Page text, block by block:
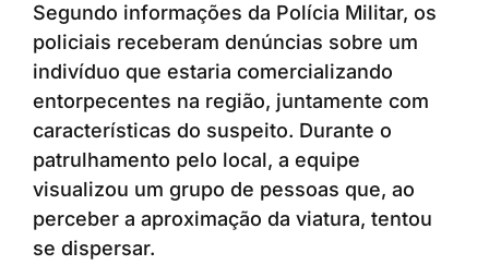
Segundo informações da Polícia Militar, os
policiais receberam denúncias sobre um
indivíduo que estaria comercializando
entorpecentes na região, juntamente com
características do suspeito. Durante o
patrulhamento pelo local, a equipe
visualizou um grupo de pessoas que, ao
perceber a aproximação da viatura, tentou
se dispersar.